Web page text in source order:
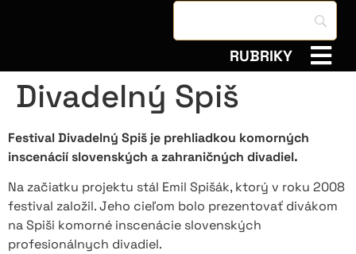
RUBRIKY
Divadelný Spiš
Festival Divadelný Spiš je prehliadkou komorných
inscenácií slovenských a zahraničných divadiel.
Na začiatku projektu stál Emil Spišák, ktorý v roku 2008
festival založil. Jeho cieľom bolo prezentovať divákom
na Spiši komorné inscenácie slovenských
profesionálnych divadiel.